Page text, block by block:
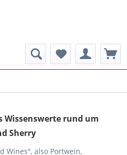
Wissenswerte rund um
Sherry
Wines", also Portwein,